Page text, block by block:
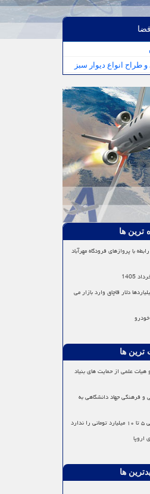
انواع دیوار سبز
ترین ها
با پروازهای فرودگاه مهرآباد
دلار قاچاق وارد بازار می
ترین ها
علمی از حمایت های بنیاد
و فرهنگی جهاد دانشگاهی به
ها